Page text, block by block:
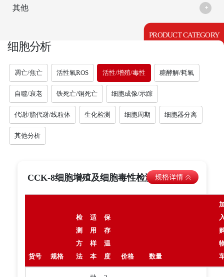
其他
PRODUCT CATEGORY
细胞分析
凋亡/焦亡 活性氧ROS 活性/增殖/毒性 糖酵解/耗氧
自噬/衰老 铁死亡/铜死亡 细胞成像/示踪
代谢/脂代谢/线粒体 生化检测 细胞周期 细胞器分离
其他分析
CCK-8细胞增殖及细胞毒性检测试剂盒
货号 规格
检
测
方
法
适
用
样
本
保
存
温
度
价格 数量